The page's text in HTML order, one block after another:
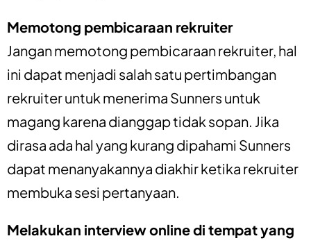
Memotong pembicaraan rekruiter
Jangan memotong pembicaraan rekruiter, hal
ini dapat menjadi salah satu pertimbangan
rekruiter untuk menerima Sunners untuk
magang karena dianggap tidak sopan. Jika
dirasa ada hal yang kurang dipahami Sunners
dapat menanyakannya diakhir ketika rekruiter
membuka sesi pertanyaan.
Melakukan interview online di tempat yang